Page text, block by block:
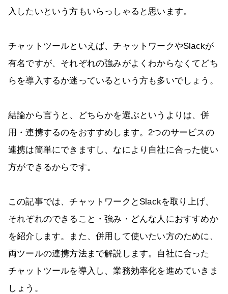
入したいという方もいらっしゃると思います。
チャットツールといえば、チャットワークやSlackが
有名ですが、それぞれの強みがよくわからなくてどち
らを導入するか迷っているという方も多いでしょう。
結論から言うと、どちらかを選ぶというよりは、併
用・連携するのをおすすめします。2つのサービスの
連携は簡単にできますし、なにより自社に合った使い
方ができるからです。
この記事では、チャットワークとSlackを取り上げ、
それぞれのできること・強み・どんな人におすすめか
を紹介します。また、併用して使いたい方のために、
両ツールの連携方法まで解説します。自社に合った
チャットツールを導入し、業務効率化を進めていきま
しょう。